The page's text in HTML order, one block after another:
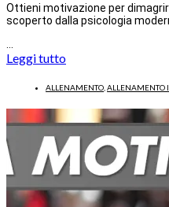
Ottieni motivazione per
scoperto dalla psicologia
Leggi tutto
ALLENAMENTO ALLENAMENTO